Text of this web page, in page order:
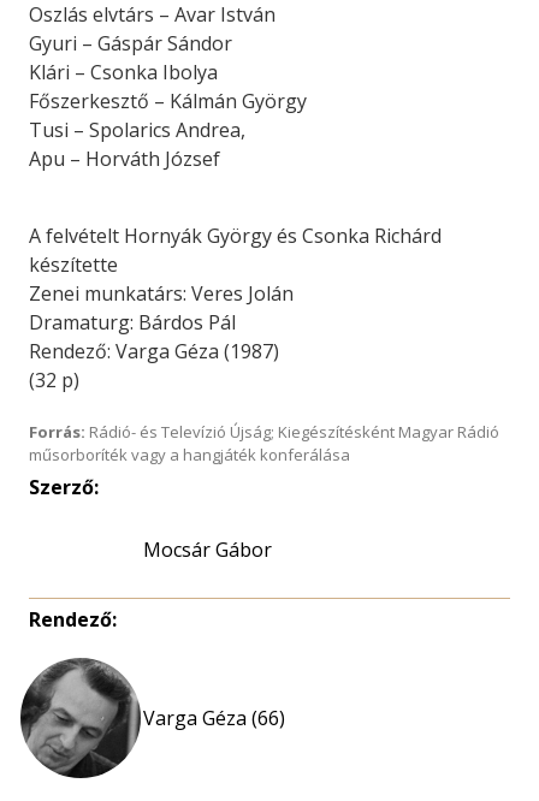
Oszlás elvtárs – Avar István
Gyuri – Gáspár Sándor
Klári – Csonka Ibolya
Főszerkesztő – Kálmán György
Tusi – Spolarics Andrea,
Apu – Horváth József
A felvételt Hornyák György és Csonka Richárd
készítette
Zenei munkatárs: Veres Jolán
Dramaturg: Bárdos Pál
Rendező: Varga Géza (1987)
(32 p)
Forrás: Rádió- és Televízió Újság; Kiegészítésként Magyar Rádió
műsorboríték vagy a hangjáték konferálása
Szerző:
Mocsár Gábor
Rendező:
Varga Géza (66)